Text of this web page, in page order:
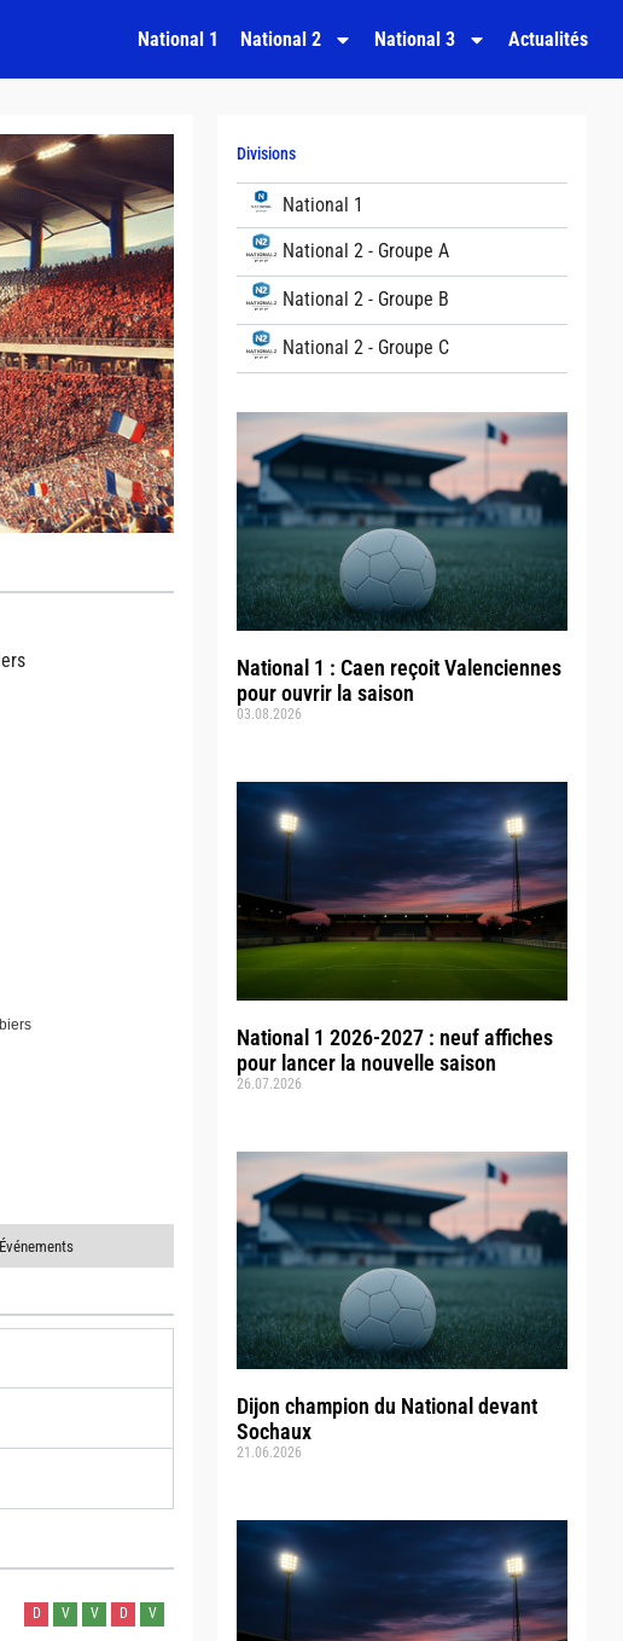
National 1 National 2 National 3 Actualités
Divisions
National 1
National 2 - Groupe A
National 2 - Groupe B
National 2 - Groupe C
National 1 : Caen reçoit Valenciennes
pour ouvrir la saison
03.08.2026
National 1 2026-2027 : neuf affiches
pour lancer la nouvelle saison
26.07.2026
Dijon champion du National devant
Sochaux
21.06.2026
Événements
D V V D V